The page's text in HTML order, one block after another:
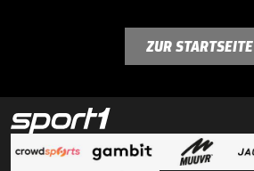
ZUR STARTSEITE